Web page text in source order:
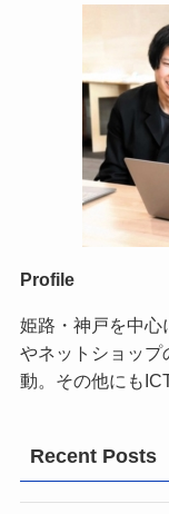
Profile
姫路・神戸を中心
やネットショップ
動。その他にも
Recent Posts